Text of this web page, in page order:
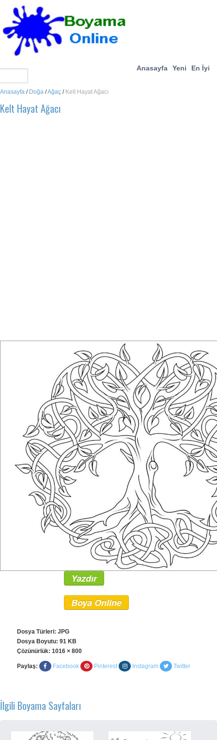
Anasayfa Yeni En İyi
Anasayfa / Doğa /Ağaç / Kelt Hayat Ağacı
Kelt Hayat Ağacı
Yazdır
Boya Online
Dosya Türleri: JPG
Dosya Boyutu: 91 KB
Çözünürlük: 1016 × 800
Paylaş: Facebook Pinterest Instagram Twitter
İlgili Boyama Sayfaları